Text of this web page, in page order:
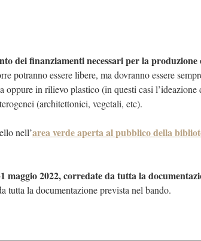
dei finanziamenti necessari per la produzione
potranno essere libere, ma dovranno essere
oppure in rilievo plastico (in questi casi l’ideazione
(architettonici, vegetali, etc).
nell’area verde aperta al pubblico della
maggio 2022, corredate da tutta la
tutta la documentazione prevista nel bando.